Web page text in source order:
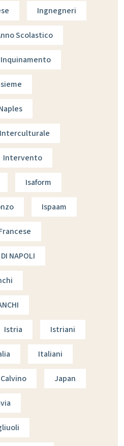
Ingnegneri
Scolastico
Inquinamento
Interculturale
Intervento
Isaform
Ispaam
NAPOLI
Istria Istriani
Italiani
Japan